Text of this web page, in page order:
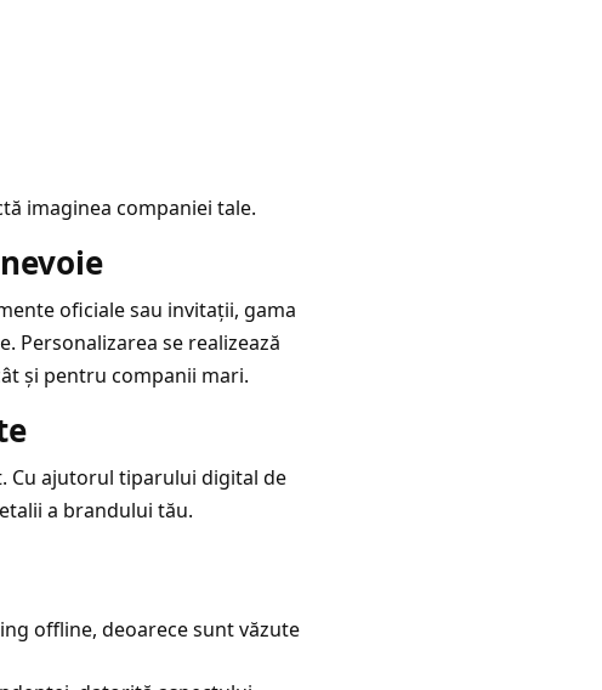
imaginea companiei tale.
oficiale sau invitații, gama
Personalizarea se realizează
și pentru companii mari.
Cu ajutorul tiparului digital de
a brandului tău.
offline, deoarece sunt văzute